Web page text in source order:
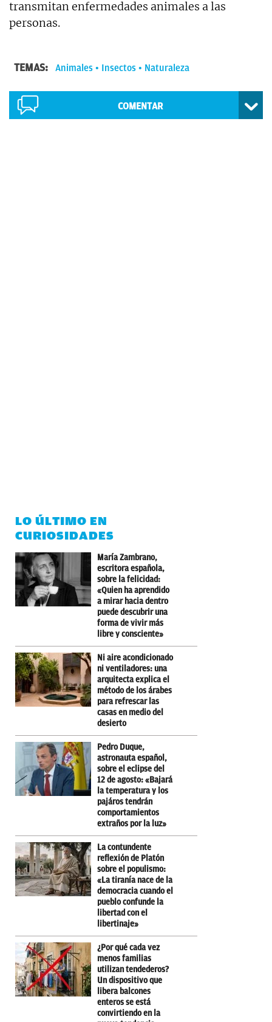
transmitan enfermedades animales a las
personas.
TEMAS: Animales Insectos Naturaleza
COMENTAR
LO ÚLTIMO EN
CURIOSIDADES
María Zambrano,
escritora española,
sobre la felicidad:
«Quien ha aprendido
a mirar hacia dentro
puede descubrir una
forma de vivir más
libre y consciente»
Ni aire acondicionado
ni ventiladores: una
arquitecta explica el
método de los árabes
para refrescar las
casas en medio del
desierto
Pedro Duque,
astronauta español,
sobre el eclipse del
12 de agosto: «Bajará
la temperatura y los
pajáros tendrán
comportamientos
extraños por la luz»
La contundente
reflexión de Platón
sobre el populismo:
«La tiranía nace de la
democracia cuando el
pueblo confunde la
libertad con el
libertinaje»
¿Por qué cada vez
menos familias
utilizan tendederos?
Un dispositivo que
libera balcones
enteros se está
convirtiendo en la